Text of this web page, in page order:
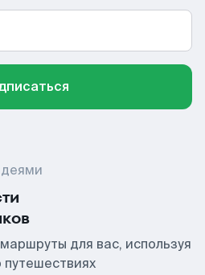
для вас, используя
путешествиях